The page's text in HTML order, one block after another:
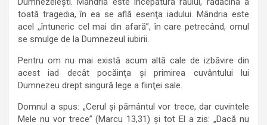
toată tragedia, în ea se află esenţa iadului. Mândria este
acel ,,întuneric cel mai din afară”, în care petrecând, omul
se smulge de la Dumnezeul iubirii.
Pentru om nu mai există acum altă cale de izbăvire din
acest iad decât pocăinţa şi primirea cuvântului lui
Dumnezeu drept singură lege a fiinţei sale.
Domnul a spus: „Cerul şi pământul vor trece, dar cuvintele
Mele nu vor trece” (Marcu 13,31) şi tot El a zis: „Dacă nu